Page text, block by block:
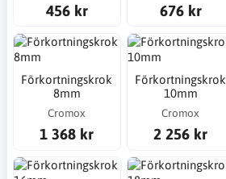
456 kr 676 kr
Förkortningskrok
8mm
Cromox
1 368 kr
Förkortningskrok
10mm
Cromox
2 256 kr